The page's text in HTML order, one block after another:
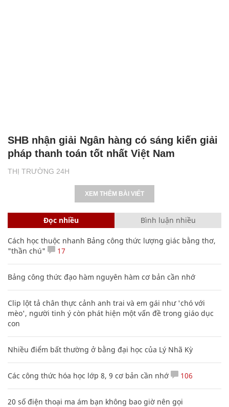
THỊ TRƯỜNG 24H
SHB nhận giải Ngân hàng có sáng kiến giải
pháp thanh toán tốt nhất Việt Nam
XEM THÊM BÀI VIẾT
Đọc nhiều Bình luận nhiều
Cách học thuộc nhanh Bảng công thức lượng giác bằng thơ,
"thần chú"
17
Bảng công thức đạo hàm nguyên hàm cơ bản cần nhớ
Clip lột tả chân thực cảnh anh trai và em gái như 'chó với
mèo', người tinh ý còn phát hiện một vấn đề trong giáo dục
con
Nhiều điểm bất thường ở bằng đại học của Lý Nhã Kỳ
Các công thức hóa học lớp 8, 9 cơ bản cần nhớ 106
20 số điện thoại ma ám bạn không bao giờ nên gọi